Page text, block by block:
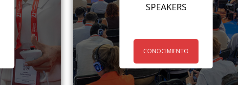
SPEAKERS
CONOCIMIENTO